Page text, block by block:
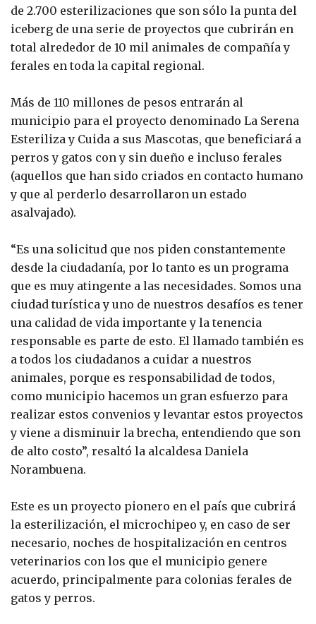
de 2.700 esterilizaciones que son sólo la punta del
iceberg de una serie de proyectos que cubrirán en
total alrededor de 10 mil animales de compañía y
ferales en toda la capital regional.
Más de 110 millones de pesos entrarán al
municipio para el proyecto denominado La Serena
Esteriliza y Cuida a sus Mascotas, que beneficiará a
perros y gatos con y sin dueño e incluso ferales
(aquellos que han sido criados en contacto humano
y que al perderlo desarrollaron un estado
asalvajado).
“Es una solicitud que nos piden constantemente
desde la ciudadanía, por lo tanto es un programa
que es muy atingente a las necesidades. Somos una
ciudad turística y uno de nuestros desafíos es tener
una calidad de vida importante y la tenencia
responsable es parte de esto. El llamado también es
a todos los ciudadanos a cuidar a nuestros
animales, porque es responsabilidad de todos,
como municipio hacemos un gran esfuerzo para
realizar estos convenios y levantar estos proyectos
y viene a disminuir la brecha, entendiendo que son
de alto costo”, resaltó la alcaldesa Daniela
Norambuena.
Este es un proyecto pionero en el país que cubrirá
la esterilización, el microchipeo y, en caso de ser
necesario, noches de hospitalización en centros
veterinarios con los que el municipio genere
acuerdo, principalmente para colonias ferales de
gatos y perros.